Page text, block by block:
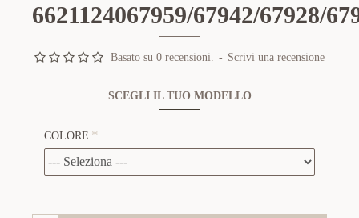
6621124067959/67942/67928/
Basato su 0 recensioni. - Scrivi una recensione
SCEGLI IL TUO MODELLO
COLORE